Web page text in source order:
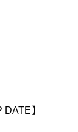
DATE】